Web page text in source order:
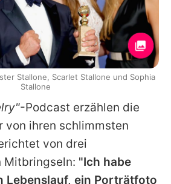
-Podcast erzählen die
von ihren schlimmsten
von drei
Mitbringseln: "Ich habe
Lebenslauf, ein Porträtfoto
Stallone, Scarlet Stallone und Sophia
Stallone